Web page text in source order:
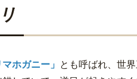
マホガニー」 とも呼ばれ、世